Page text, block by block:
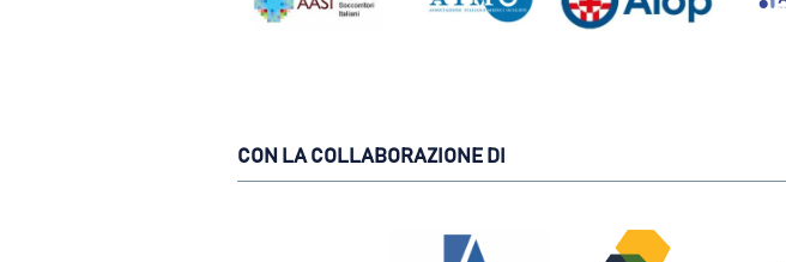
CON LA COLLABORAZIONE DI